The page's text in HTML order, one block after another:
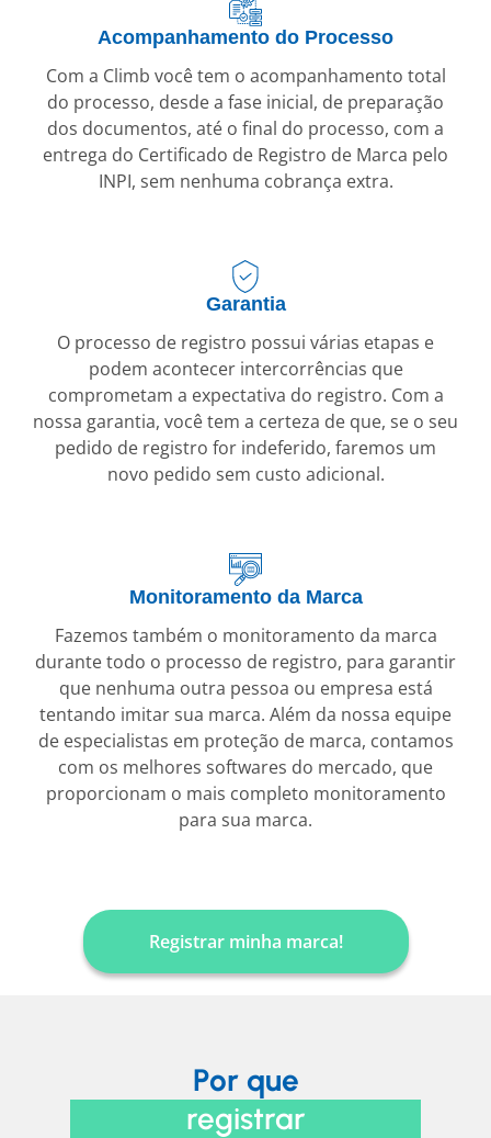
Acompanhamento do Processo
Com a Climb você tem o acompanhamento total
do processo, desde a fase inicial, de preparação
dos documentos, até o final do processo, com a
entrega do Certificado de Registro de Marca pelo
INPI, sem nenhuma cobrança extra.
Garantia
O processo de registro possui várias etapas e
podem acontecer intercorrências que
comprometam a expectativa do registro. Com a
nossa garantia, você tem a certeza de que, se o seu
pedido de registro for indeferido, faremos um
novo pedido sem custo adicional.
Monitoramento da Marca
Fazemos também o monitoramento da marca
durante todo o processo de registro, para garantir
que nenhuma outra pessoa ou empresa está
tentando imitar sua marca. Além da nossa equipe
de especialistas em proteção de marca, contamos
com os melhores softwares do mercado, que
proporcionam o mais completo monitoramento
para sua marca.
Registrar minha marca!
Por que
registrar